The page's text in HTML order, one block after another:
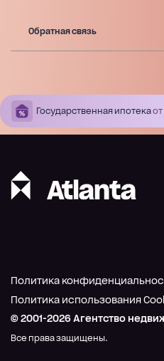
Обратная связь
Государственная ипотекаот
© 2001-2026 Агентство
Все права защищены.
Политика
Политика использования